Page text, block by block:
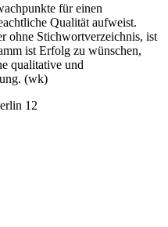
für einen
Qualität aufweist.
ohne Stichwortverzeichnis, ist
ist Erfolg zu wünschen,
qualitative und
(wk)
12